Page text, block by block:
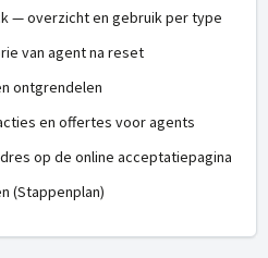
— overzicht en gebruik per type
van agent na reset
ontgrendelen
en offertes voor agents
op de online acceptatiepagina
(Stappenplan)